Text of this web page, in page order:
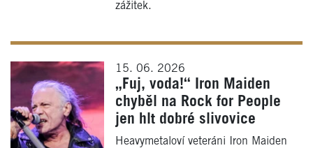
zážitek.
15. 06. 2026
„Fuj, voda!“ Iron Maiden
chyběl na Rock for People
jen hlt dobré slivovice
Heavymetaloví veteráni Iron Maiden